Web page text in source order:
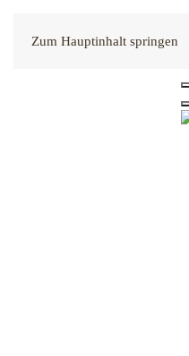
Zum Hauptinhalt springen